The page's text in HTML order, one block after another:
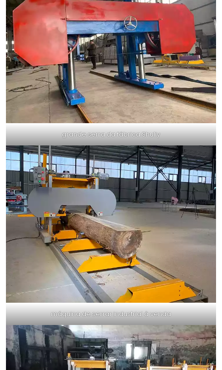
grande serra da fábrica Shuliy
máquina de serrar industrial à venda